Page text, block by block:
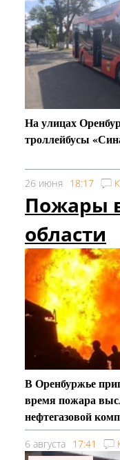
На улицах
троллейбусы
26 июня 18:17
Пожары
области
В Оренбуржье
время пожара
нефтегазовой
6 августа 17:41